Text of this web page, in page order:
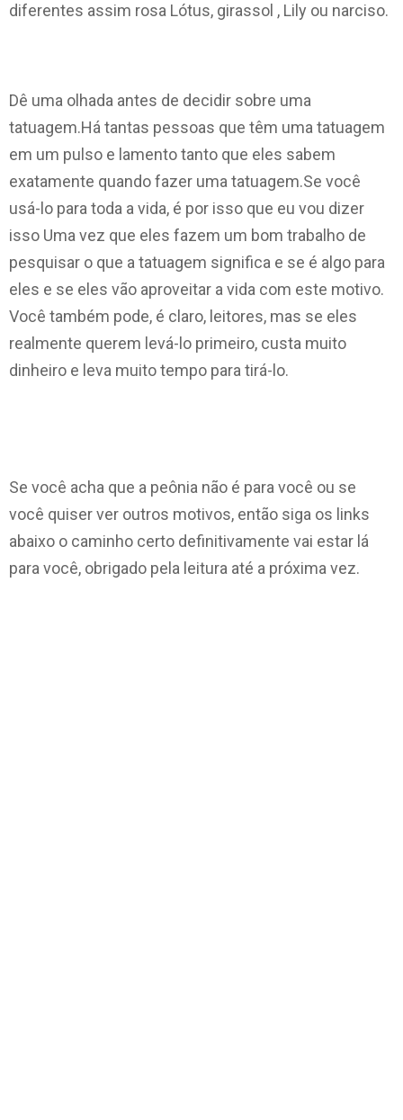
diferentes assim rosa Lótus, girassol , Lily ou narciso.
Dê uma olhada antes de decidir sobre uma
tatuagem.Há tantas pessoas que têm uma tatuagem
em um pulso e lamento tanto que eles sabem
exatamente quando fazer uma tatuagem.Se você
usá-lo para toda a vida, é por isso que eu vou dizer
isso Uma vez que eles fazem um bom trabalho de
pesquisar o que a tatuagem significa e se é algo para
eles e se eles vão aproveitar a vida com este motivo.
Você também pode, é claro, leitores, mas se eles
realmente querem levá-lo primeiro, custa muito
dinheiro e leva muito tempo para tirá-lo.
Se você acha que a peônia não é para você ou se
você quiser ver outros motivos, então siga os links
abaixo o caminho certo definitivamente vai estar lá
para você, obrigado pela leitura até a próxima vez.